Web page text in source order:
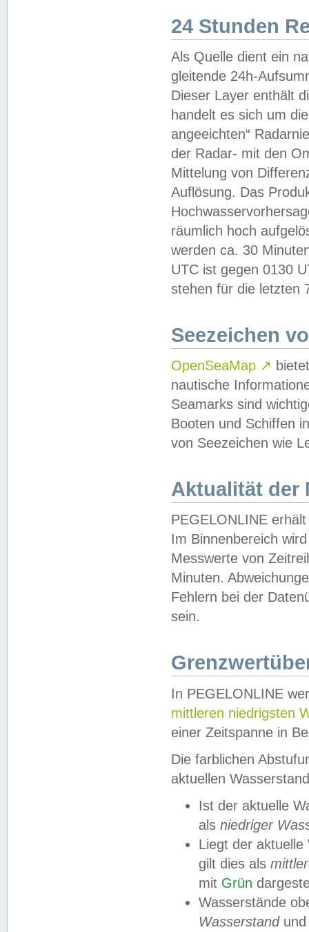
24 Stunden
Als Quelle dient ein
gleitende 24h-
Dieser Layer enthält
handelt es sich um
angeeichten“
der Radar- mit den
Mittelung von
Auflösung. Das
räumlich hoch
werden ca. 30
UTC ist gegen 0130
stehen für die letzten
Seezeichen
OpenSeaMap ↗
nautische
Seamarks sind
Booten und Schiffen
von Seezeichen wie
Aktualität der
PEGELONLINE
Im Binnenbereich
Messwerte von
Minuten.
Fehlern bei der
sein.
In PEGELONLINE
mittleren niedrigsten
einer Zeitspanne in
Die farblichen
aktuellen
Ist der aktuelle
als niedriger
Liegt der
gilt dies als
mit Grün
Wasserstände
Wasserstandund